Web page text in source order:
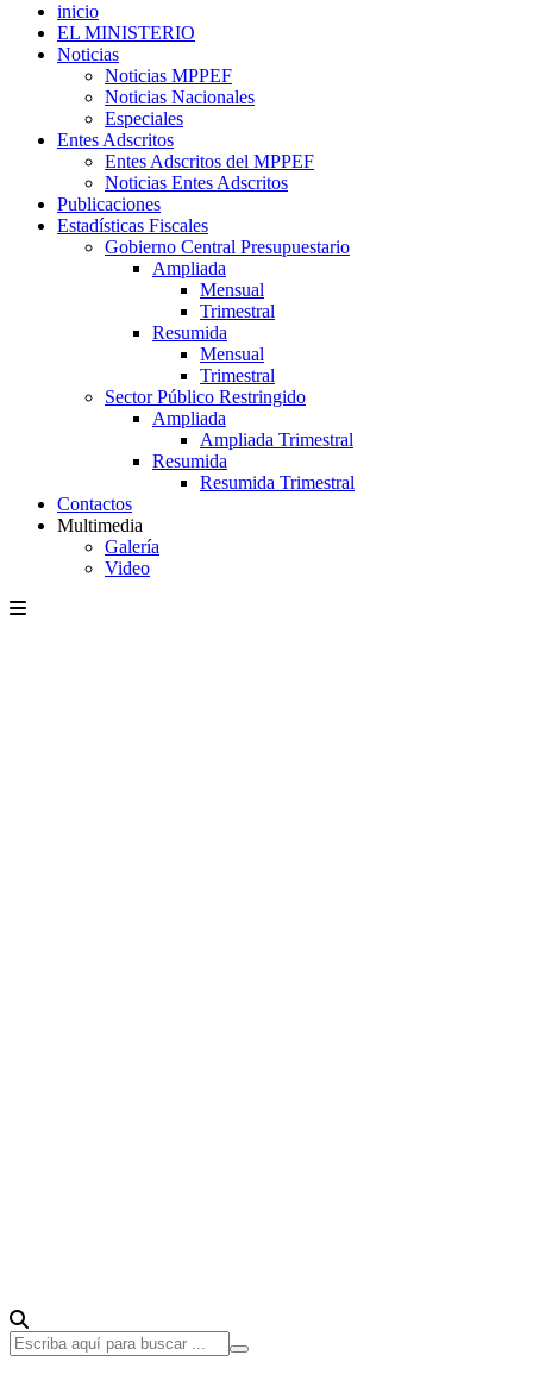
inicio
EL MINISTERIO
Noticias
Noticias MPPEF
Noticias Nacionales
Especiales
Entes Adscritos
Entes Adscritos del MPPEF
Noticias Entes Adscritos
Publicaciones
Estadísticas Fiscales
Gobierno Central Presupuestario
Ampliada
Mensual
Trimestral
Resumida
Mensual
Trimestral
Sector Público Restringido
Ampliada
Ampliada Trimestral
Resumida
Resumida Trimestral
Contactos
Multimedia
Galería
Video